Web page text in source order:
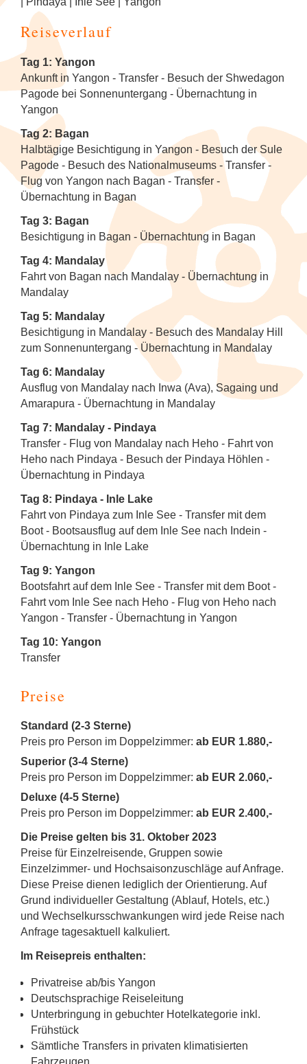
Reiseverlauf
Tag 1: Yangon
Ankunft in Yangon - Transfer - Besuch der Shwedagon
Pagode bei Sonnenuntergang - Übernachtung in
Yangon
Tag 2: Bagan
Halbtägige Besichtigung in Yangon - Besuch der Sule
Pagode - Besuch des Nationalmuseums - Transfer -
Flug von Yangon nach Bagan - Transfer -
Übernachtung in Bagan
Tag 3: Bagan
Besichtigung in Bagan - Übernachtung in Bagan
Tag 4: Mandalay
Fahrt von Bagan nach Mandalay - Übernachtung in
Mandalay
Tag 5: Mandalay
Besichtigung in Mandalay - Besuch des Mandalay Hill
zum Sonnenuntergang - Übernachtung in Mandalay
Tag 6: Mandalay
Ausflug von Mandalay nach Inwa (Ava), Sagaing und
Amarapura - Übernachtung in Mandalay
Tag 7: Mandalay - Pindaya
Transfer - Flug von Mandalay nach Heho - Fahrt von
Heho nach Pindaya - Besuch der Pindaya Höhlen -
Übernachtung in Pindaya
Tag 8: Pindaya - Inle Lake
Fahrt von Pindaya zum Inle See - Transfer mit dem
Boot - Bootsausflug auf dem Inle See nach Indein -
Übernachtung in Inle Lake
Tag 9: Yangon
Bootsfahrt auf dem Inle See - Transfer mit dem Boot -
Fahrt vom Inle See nach Heho - Flug von Heho nach
Yangon - Transfer - Übernachtung in Yangon
Tag 10: Yangon
Transfer
Preise
Standard (2-3 Sterne)
Preis pro Person im Doppelzimmer: ab EUR 1.880,-
Superior (3-4 Sterne)
Preis pro Person im Doppelzimmer: ab EUR 2.060,-
Deluxe (4-5 Sterne)
Preis pro Person im Doppelzimmer: ab EUR 2.400,-
Die Preise gelten bis 31. Oktober 2023
Preise für Einzelreisende, Gruppen sowie
Einzelzimmer- und Hochsaisonzuschläge auf Anfrage.
Diese Preise dienen lediglich der Orientierung. Auf
Grund individueller Gestaltung (Ablauf, Hotels, etc.)
und Wechselkursschwankungen wird jede Reise nach
Anfrage tagesaktuell kalkuliert.
Im Reisepreis enthalten:
Privatreise ab/bis Yangon
Deutschsprachige Reiseleitung
Unterbringung in gebuchter Hotelkategorie inkl.
Frühstück
Sämtliche Transfers in privaten klimatisierten
Fahrzeugen
Diverses
Sehenswertes
Kunst & Handwerk
Luxusreisen
Schiffsreisen und Fluss-
Kreuzfahrten
Spirituelle Reisen
Tee & Gewürze 4
Zugreisen
Wellness & Entspannung auf Sri Lanka
Familienreise Sri Lanka
Familienreise Thailand
Kandy Esala Perahera Sri Lanka
NEU: Schlemmerreise Thailand
Thailand: Streetfood, Rooftops und Flip-
Flops
Vietnam für Geniesser
NEU: Traumhaftes Thailand
durchs Mekong-Delta
NEU: Flusskreuzfahrt mit der RV River
Kwai
Hausboot-Kreuzfahrt auf den
Backwaters
Flusskreuzfahrt auf dem Brahmaputra
NEU: Indonesien
Japan
Korea (Südkorea)
Mongolei
Myanmar (Burma)
Nepal
Spirituelle Reisen
Sri Lanka
Thailand